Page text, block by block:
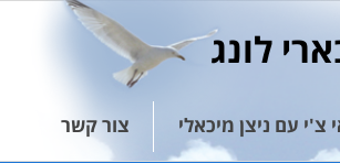
לונג
צ'י עם ניצן מיכאלי צור קשר